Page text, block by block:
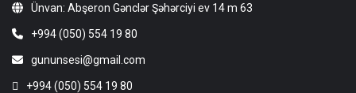
Ünvan: Abşeron Gənclər Şəhərciyi ev 14 m 63
+994 (050) 554 19 80
gununsesi@gmail.com
+994 (050) 554 19 80